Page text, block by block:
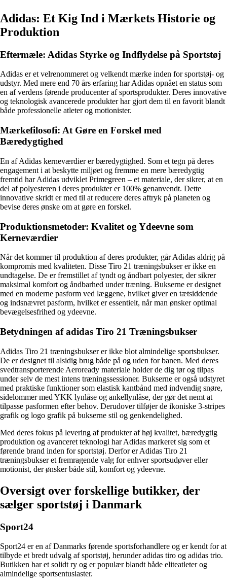
Adidas: Et Kig Ind i Mærkets Historie og
Produktion
Eftermæle: Adidas Styrke og Indflydelse på Sportstøj
Adidas er et velrenommeret og velkendt mærke inden for sportstøj- og
udstyr. Med mere end 70 års erfaring har Adidas opnået en status som
en af verdens førende producenter af sportsprodukter. Deres innovative
og teknologisk avancerede produkter har gjort dem til en favorit blandt
både professionelle atleter og motionister.
Mærkefilosofi: At Gøre en Forskel med
Bæredygtighed
En af Adidas kerneværdier er bæredygtighed. Som et tegn på deres
engagement i at beskytte miljøet og fremme en mere bæredygtig
fremtid har Adidas udviklet Primegreen – et materiale, der sikrer, at en
del af polyesteren i deres produkter er 100% genanvendt. Dette
innovative skridt er med til at reducere deres aftryk på planeten og
bevise deres ønske om at gøre en forskel.
Produktionsmetoder: Kvalitet og Ydeevne som
Kerneværdier
Når det kommer til produktion af deres produkter, går Adidas aldrig på
kompromis med kvaliteten. Disse Tiro 21 træningsbukser er ikke en
undtagelse. De er fremstillet af tyndt og åndbart polyester, der sikrer
maksimal komfort og åndbarhed under træning. Bukserne er designet
med en moderne pasform ved læggene, hvilket giver en tætsiddende
og indsnævret pasform, hvilket er essentielt, når man ønsker optimal
bevægelsesfrihed og ydeevne.
Betydningen af adidas Tiro 21 Træningsbukser
Adidas Tiro 21 træningsbukser er ikke blot almindelige sportsbukser.
De er designet til alsidig brug både på og uden for banen. Med deres
svedtransporterende Aeroready materiale holder de dig tør og tilpas
under selv de mest intens træningssessioner. Bukserne er også udstyret
med praktiske funktioner som elastisk kantbånd med indvendig snøre,
sidelommer med YKK lynlåse og ankellynlåse, der gør det nemt at
tilpasse pasformen efter behov. Derudover tilføjer de ikoniske 3-stripes
grafik og logo grafik på bukserne stil og genkendelighed.
Med deres fokus på levering af produkter af høj kvalitet, bæredygtig
produktion og avanceret teknologi har Adidas markeret sig som et
førende brand inden for sportstøj. Derfor er Adidas Tiro 21
træningsbukser et fremragende valg for enhver sportsudøver eller
motionist, der ønsker både stil, komfort og ydeevne.
Oversigt over forskellige butikker, der
sælger sportstøj i Danmark
Sport24
Sport24 er en af Danmarks førende sportsforhandlere og er kendt for at
tilbyde et bredt udvalg af sportstøj, herunder adidas tiro og adidas trio.
Butikken har et solidt ry og er populær blandt både eliteatleter og
almindelige sportsentusiaster.